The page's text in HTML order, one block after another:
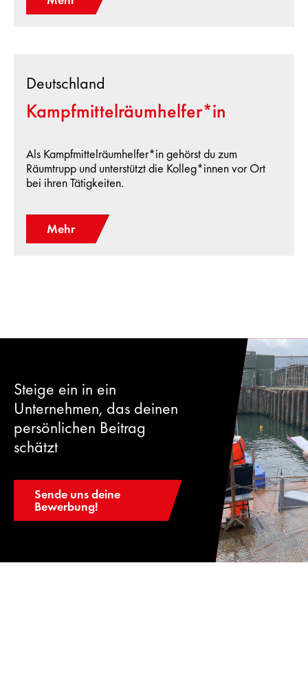
Deutschland
Kampfmittelräumhelfer*in
Als Kampfmittelräumhelfer*in gehörst du zum
Räumtrupp und unterstützt die Kolleg*innen vor Ort
bei ihren Tätigkeiten.
Mehr
Steige ein in ein
Unternehmen, das deinen
persönlichen Beitrag
schätzt
Sende uns deine
Bewerbung!